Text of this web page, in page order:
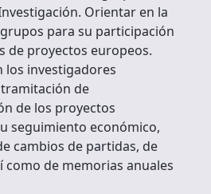
Orientar en la
para su participación
de proyectos europeos.
los investigadores
de
de los proyectos
seguimiento económico,
cambios de partidas, de
como de memorias anuales